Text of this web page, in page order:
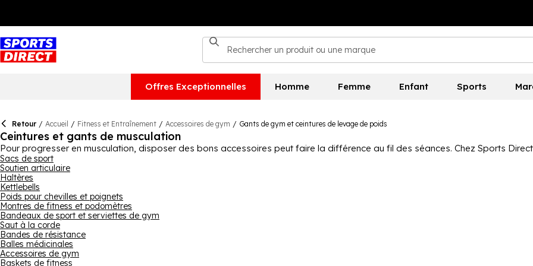
Offres Exceptionnelles Homme Femme Enfant Sports
Retour / Accueil / Fitness et Entraînement / Accessoires de gym / Gants de gym et ceintures de levage de poids
Ceintures et gants de musculation
Pour progresser en musculation, disposer des bons accessoires peut faire la différence au fil des séances. Chez Sports
des équipements pensés pour améliorer le confort et accompagner les exercices de force, avec des références issues de
Reebok. Les gants de musculation sont appréciés pour protéger les mains lors des entraînements réguliers. Ils aident à
poignées, et permettent de rester concentré sur l’exécution des mouvements. Certains modèles proposent également un
répétées. Les ceintures de musculation, quant à elles, sont conçues pour apporter un soutien supplémentaire lors des efforts
stabilité du tronc et favoriser une posture maîtrisée sur les mouvements lourds. Selon les modèles, vous trouverez différents
votre pratique. Utilisés ensemble, gants et ceintures de musculation complètent efficacement les séances de force, en
augmente.
Sacs de sport
Soutien articulaire
Haltères
Kettlebells
Poids pour chevilles et poignets
Montres de fitness et podomètres
Bandeaux de sport et serviettes de gym
Saut à la corde
Bandes de résistance
Balles médicinales
Accessoires de gym
Baskets de fitness